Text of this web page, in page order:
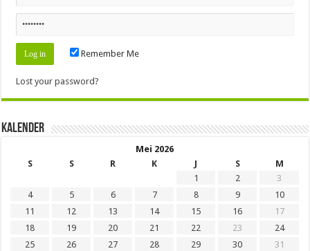
Remember Me
Lost your password?
Kalender
Mei 2026
S
S R K J S
M
1
2
3
4
5 6 7 8 9
10
11
12 13 14 15 16
17
18
19 20 21 22 23
24
25
26 27 28 29 30
31